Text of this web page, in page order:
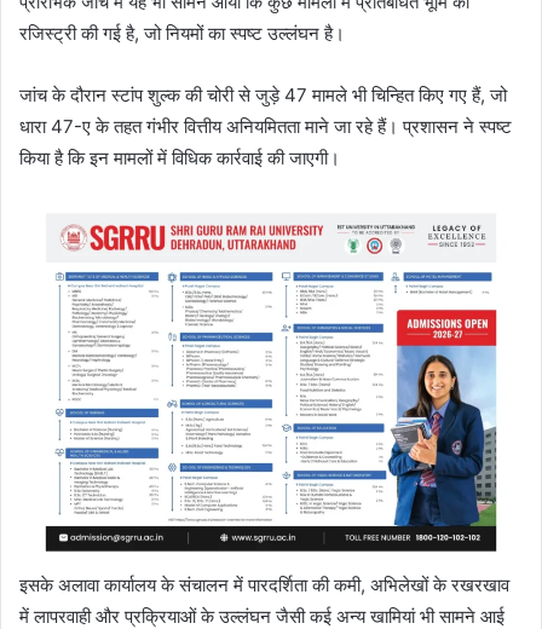
रजिस्ट्री की गई है, जो नियमों का स्पष्ट उल्लंघन है।
जांच के दौरान स्टांप शुल्क की चोरी से जुड़े 47 मामले भी चिन्हित किए गए हैं, जो
धारा 47-ए के तहत गंभीर वित्तीय अनियमितता माने जा रहे हैं। प्रशासन ने स्पष्ट
किया है कि इन मामलों में विधिक कार्रवाई की जाएगी।
इसके अलावा कार्यालय के संचालन में पारदर्शिता की कमी, अभिलेखों के रखरखाव
में लापरवाही और प्रक्रियाओं के उल्लंघन जैसी कई अन्य खामियां भी सामने आई